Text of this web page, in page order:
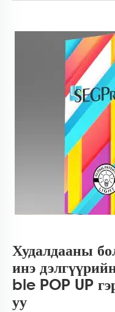
Худалдааны
инэ
ble POP UP
уу